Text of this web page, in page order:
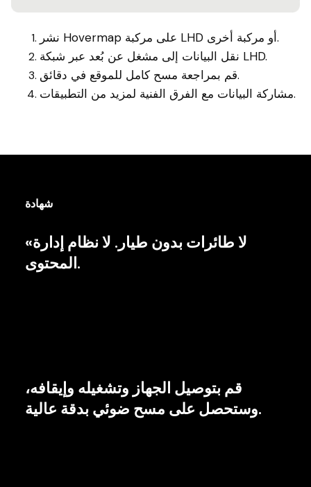
نشر Hovermap على مركبة LHD أو مركبة أخرى.
نقل البيانات إلى مشغل عن بُعد عبر شبكة LHD.
قم بمراجعة مسح كامل للموقع في دقائق.
مشاركة البيانات مع الفرق الفنية لمزيد من التطبيقات.
شهادة
«لا طائرات بدون طيار. لا نظام إدارة
المحتوى.
قم بتوصيل الجهاز وتشغيله وإيقافه،
وستحصل على مسح ضوئي بدقة عالية.